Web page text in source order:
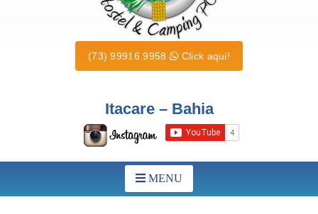
Itacare – Bahia
(73) 99916 9958 Click aqui!
MENU